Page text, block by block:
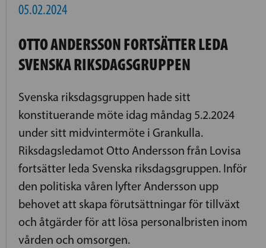
05.02.2024
OTTO ANDERSSON FORTSÄTTER LEDA
SVENSKA RIKSDAGSGRUPPEN
Svenska riksdagsgruppen hade sitt
konstituerande möte idag måndag 5.2.2024
under sitt midvintermöte i Grankulla.
Riksdagsledamot Otto Andersson från Lovisa
fortsätter leda Svenska riksdagsgruppen. Inför
den politiska våren lyfter Andersson upp
behovet att skapa förutsättningar för tillväxt
och åtgärder för att lösa personalbristen inom
vården och omsorgen.